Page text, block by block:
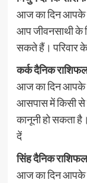
आज का दिन आपके
आप जीवनसाथी के
सकते हैं। परिवार
कर्क दैनिक
आज का दिन आपके
आसपास में किसी से
कानूनी हो सकता
दें
सिंह दैनिक
आज का दिन आपके